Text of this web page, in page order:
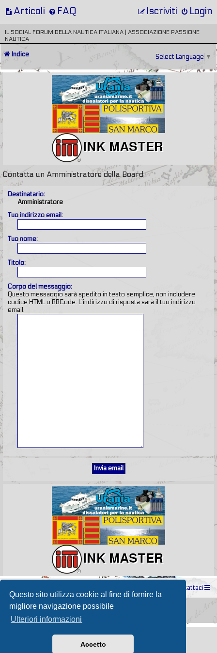
Questo sito utilizza cookie al fine di fornire la
migliore navigazione possibile
Ulteriori informazioni
Accetto
Articoli FAQ Login
Iscriviti
IL SOCIAL FORUM DELLA NAUTICA ITALIANA | ASSOCIAZIONE PASSIONE
NAUTICA
Indice Select Language ▼
Contatta un Amministratore della Board
Destinatario:
Amministratore
Tuo indirizzo email:
Tuo nome:
Titolo:
Corpo del messaggio:
Questo messaggio sarà spedito in testo semplice, non includere
codice HTML o BBCode. L’indirizzo di risposta sarà il tuo indirizzo
email.
Contattaci
Powered byphpBB® Forum Software © phpBB Limited
Passione Nutica 2017 style created by
Traduzione Italiana